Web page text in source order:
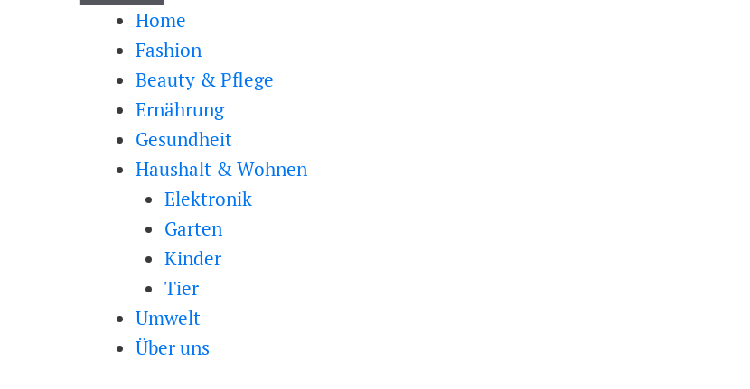
Home
Fashion
Beauty & Pflege
Ernährung
Gesundheit
Haushalt & Wohnen
Elektronik
Garten
Kinder
Tier
Umwelt
Über uns